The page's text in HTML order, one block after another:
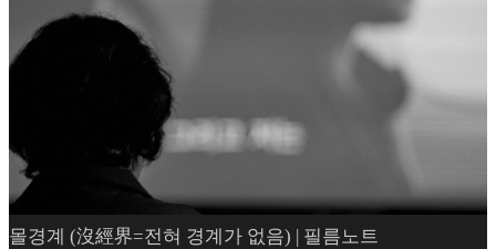
몰경계 (沒經界=전혀 경계가 없음) | 필름노트